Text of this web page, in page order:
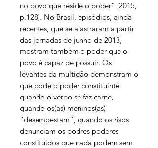
no povo que reside o poder” (2015,
p.128). No Brasil, episódios, ainda
recentes, que se alastraram a partir
das jornadas de junho de 2013,
mostram também o poder que o
povo é capaz de possuir. Os
levantes da multidão demonstram o
que pode o poder constituinte
quando o verbo se faz carne,
quando os(as) meninos(as)
“desembestam”, quando os risos
denunciam os podres poderes
constituídos que nada podem sem